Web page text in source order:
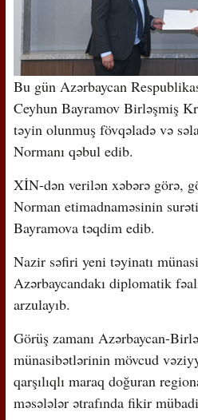
Bu gün Azərbaycan
Ceyhun Bayramov Birləşmiş
təyin olunmuş fövqəladə və
Normanı qəbul edib.
XİN-dən verilən xəbərə görə,
Norman etimadnaməsinin
Bayramova təqdim edib.
Nazir səfiri yeni təyinatı
Azərbaycandakı diplomatik
arzulayıb.
Görüş zamanı Azərbaycan-
münasibətlərinin mövcud
qarşılıqlı maraq doğuran
məsələlər ətrafında fikir